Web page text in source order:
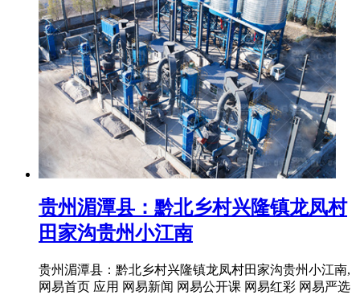
贵州湄潭县：黔北乡村兴隆镇龙凤村
田家沟贵州小江南
贵州湄潭县：黔北乡村兴隆镇龙凤村田家沟贵州小江南,
网易首页 应用 网易新闻 网易公开课 网易红彩 网易严选